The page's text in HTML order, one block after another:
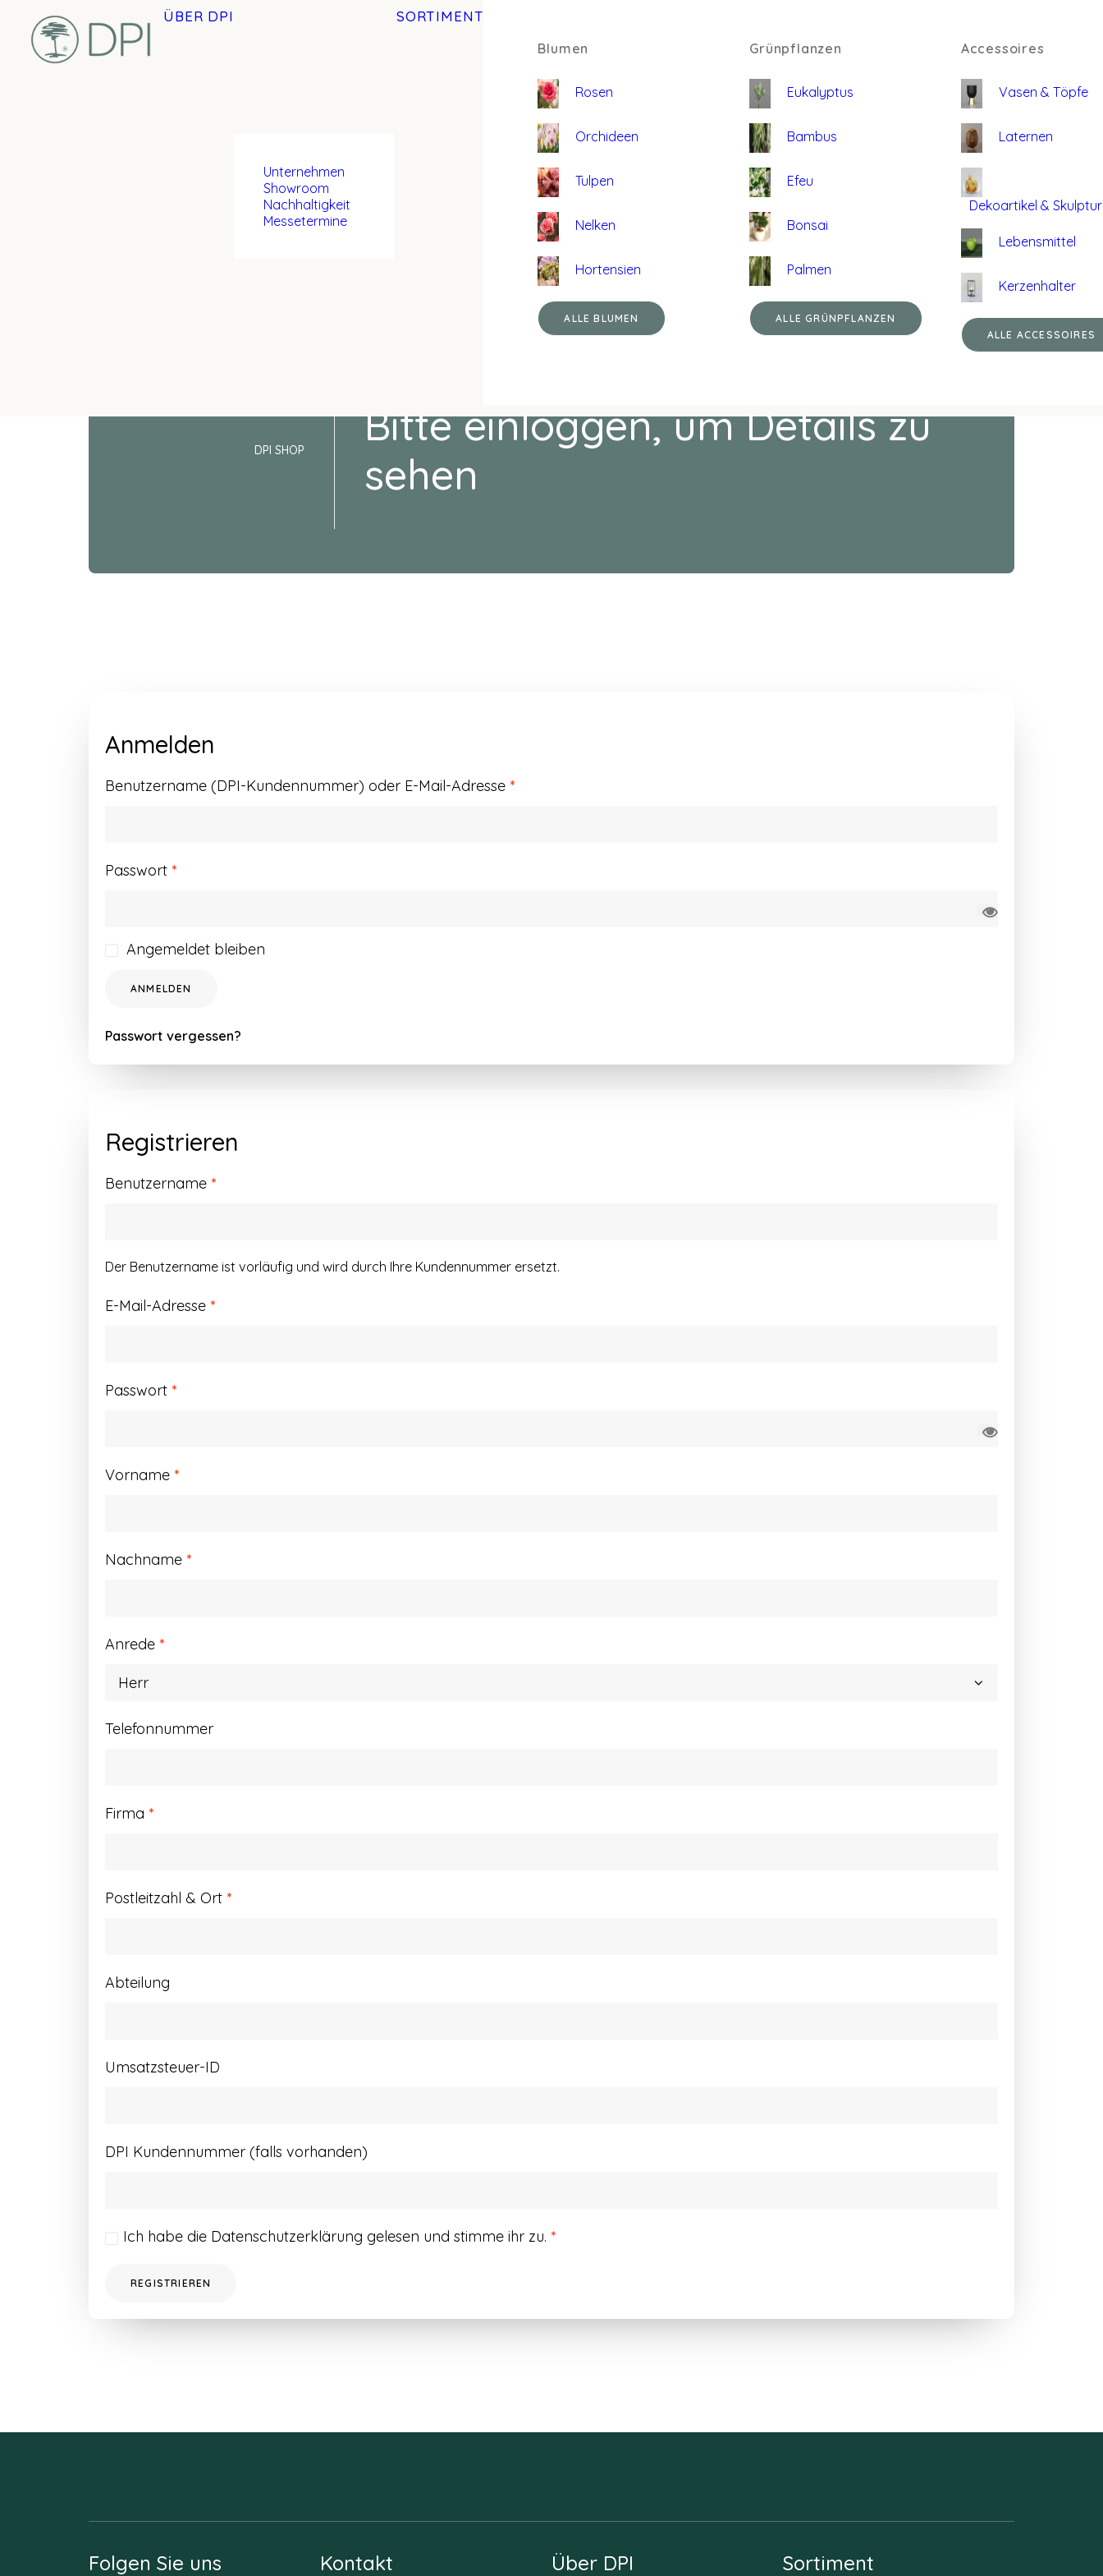
ÜBER DPI
Unternehmen
Showroom
Nachhaltigkeit
Messetermine
SORTIMENT
Blumen
Rosen
Orchideen
Tulpen
Nelken
Hortensien
ALLE BLUMEN
Grünpflanzen
Eukalyptus
Bambus
Efeu
Bonsai
Palmen
ALLE GRÜNPFLANZEN
Accessoires
Vasen & Töpfe
Laternen
Dekoartikel &
Lebensmittel
Kerzenhalter
ALLE ACCESSOIRES
DPI SHOP
Bitte einloggen, um Details zu
sehen
Anmelden
Benutzername (DPI-Kundennummer) oder E-Mail-Adresse *Erforderlich
Passwort *Erforderlich
Angemeldet bleiben
ANMELDEN
Passwort vergessen?
Registrieren
Benutzername *Erforderlich
Der Benutzername ist vorläufig und wird durch Ihre Kundennummer ersetzt.
E-Mail-Adresse *Erforderlich
Passwort *Erforderlich
Vorname *
Nachname *
Anrede *
Telefonnummer
Firma *
Postleitzahl & Ort *
Abteilung
Umsatzsteuer-ID
DPI Kundennummer (falls vorhanden)
Ich habe die Datenschutzerklärung gelesen und stimme ihr zu. *
REGISTRIEREN
Folgen Sie uns Kontakt Über DPI Sortiment